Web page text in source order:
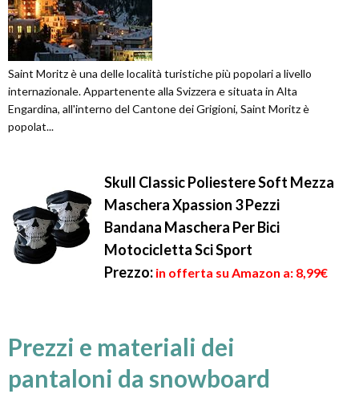
Saint Moritz è una delle località turistiche più popolari a livello
internazionale. Appartenente alla Svizzera e situata in Alta
Engardina, all'interno del Cantone dei Grigioni, Saint Moritz è
popolat...
Skull Classic Poliestere Soft Mezza
Maschera Xpassion 3 Pezzi
Bandana Maschera Per Bici
Motocicletta Sci Sport
Prezzo: in offerta su Amazon a: 8,99€
Prezzi e materiali dei
pantaloni da snowboard